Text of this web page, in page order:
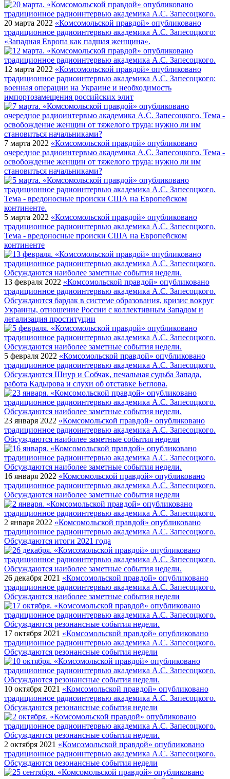
20 марта 2022 «Комсомольской правдой» опубликовано
традиционное радиоинтервью академика А.С. Запесоцкого:
«Западная Европа как падшая женщина».
12 марта 2022 «Комсомольской правдой» опубликовано
традиционное радиоинтервью академика А.С. Запесоцкого:
военная операции на Украине и необходимость
импортозамещения российских элит
7 марта 2022 «Комсомольской правдой» опубликовано
очередное радиоинтервью академика А.С. Запесоцкого. Тема -
освобождение женщин от тяжелого труда: нужно ли им
становиться начальниками?
5 марта 2022 «Комсомольской правдой» опубликовано
традиционное радиоинтервью академика А.С. Запесоцкого.
Тема - вредоносные происки США на Европейском
континенте
13 февраля 2022 «Комсомольской правдой» опубликовано
традиционное радиоинтервью академика А.С. Запесоцкого.
Обсуждаются бардак в системе образования, кризис вокруг
Украины, отношение России с коллективным Западом и
легализация проституции
5 февраля 2022 «Комсомольской правдой» опубликовано
традиционное радиоинтервью академика А.С. Запесоцкого.
Обсуждаются Шнур и Собчак, печальная судьба Запада,
работа Кадырова и слухи об отставке Беглова.
23 января 2022 «Комсомольской правдой» опубликовано
традиционное радиоинтервью академика А.С. Запесоцкого.
Обсуждаются наиболее заметные события недели
16 января 2022 «Комсомольской правдой» опубликовано
традиционное радиоинтервью академика А.С. Запесоцкого.
Обсуждаются наиболее заметные события недели
2 января 2022 «Комсомольской правдой» опубликовано
традиционное радиоинтервью академика А.С. Запесоцкого.
Обсуждаются итоги 2021 года
26 декабря 2021 «Комсомольской правдой» опубликовано
традиционное радиоинтервью академика А.С. Запесоцкого.
Обсуждаются наиболее заметные события недели
17 октября 2021 «Комсомольской правдой» опубликовано
традиционное радиоинтервью академика А.С. Запесоцкого.
Обсуждаются резонансные события недели
10 октября 2021 «Комсомольской правдой» опубликовано
традиционное радиоинтервью академика А.С. Запесоцкого.
Обсуждаются резонансные события недели
2 октября 2021 «Комсомольской правдой» опубликовано
традиционное радиоинтервью академика А.С. Запесоцкого.
Обсуждаются резонансные события недели